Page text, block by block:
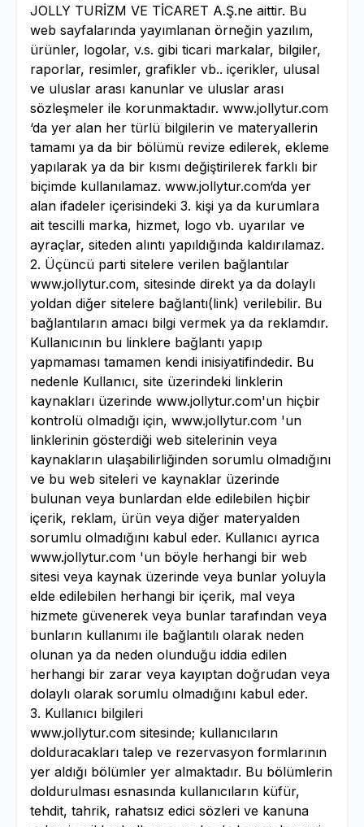
JOLLY TURİZM VE TİCARET A.Ş.ne aittir. Bu
web sayfalarında yayımlanan örneğin yazılım,
ürünler, logolar, v.s. gibi ticari markalar, bilgiler,
raporlar, resimler, grafikler vb.. içerikler, ulusal
ve uluslar arası kanunlar ve uluslar arası
sözleşmeler ile korunmaktadır. www.jollytur.com
‘da yer alan her türlü bilgilerin ve materyallerin
tamamı ya da bir bölümü revize edilerek, ekleme
yapılarak ya da bir kısmı değiştirilerek farklı bir
biçimde kullanılamaz. www.jollytur.com‘da yer
alan ifadeler içerisindeki 3. kişi ya da kurumlara
ait tescilli marka, hizmet, logo vb. uyarılar ve
ayraçlar, siteden alıntı yapıldığında kaldırılamaz.
2. Üçüncü parti sitelere verilen bağlantılar
www.jollytur.com, sitesinde direkt ya da dolaylı
yoldan diğer sitelere bağlantı(link) verilebilir. Bu
bağlantıların amacı bilgi vermek ya da reklamdır.
Kullanıcının bu linklere bağlantı yapıp
yapmaması tamamen kendi inisiyatifindedir. Bu
nedenle Kullanıcı, site üzerindeki linklerin
kaynakları üzerinde www.jollytur.com'un hiçbir
kontrolü olmadığı için, www.jollytur.com 'un
linklerinin gösterdiği web sitelerinin veya
kaynakların ulaşabilirliğinden sorumlu olmadığını
ve bu web siteleri ve kaynaklar üzerinde
bulunan veya bunlardan elde edilebilen hiçbir
içerik, reklam, ürün veya diğer materyalden
sorumlu olmadığını kabul eder. Kullanıcı ayrıca
www.jollytur.com 'un böyle herhangi bir web
sitesi veya kaynak üzerinde veya bunlar yoluyla
elde edilebilen herhangi bir içerik, mal veya
hizmete güvenerek veya bunlar tarafından veya
bunların kullanımı ile bağlantılı olarak neden
olunan ya da neden olunduğu iddia edilen
herhangi bir zarar veya kayıptan doğrudan veya
dolaylı olarak sorumlu olmadığını kabul eder.
3. Kullanıcı bilgileri
www.jollytur.com sitesinde; kullanıcıların
dolduracakları talep ve rezervasyon formlarının
yer aldığı bölümler yer almaktadır. Bu bölümlerin
doldurulması esnasında kullanıcıların küfür,
tehdit, tahrik, rahatsız edici sözleri ve kanuna